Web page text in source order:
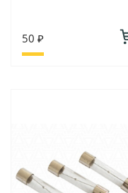
50 ₽